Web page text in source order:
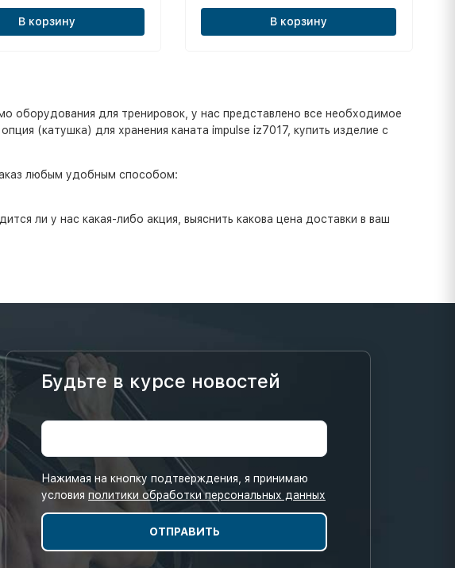
В корзину В корзину
оборудования для тренировок, у нас представлено все необходимое
(катушка) для хранения каната impulse iz7017, купить изделие с
любым удобным способом:
ли у нас какая-либо акция, выяснить какова цена доставки в ваш
Будьте в курсе новостей
Нажимая на кнопку подтверждения, я принимаю
условия политики обработки персональных данных